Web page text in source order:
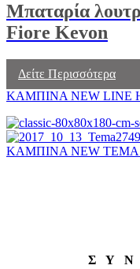
Μπαταρία
Fiore Kevon
Δείτε Περισσότερα
ΚΑΜΠΙΝΑ NEW LINE
ΚΑΜΠΙΝΑ NEW